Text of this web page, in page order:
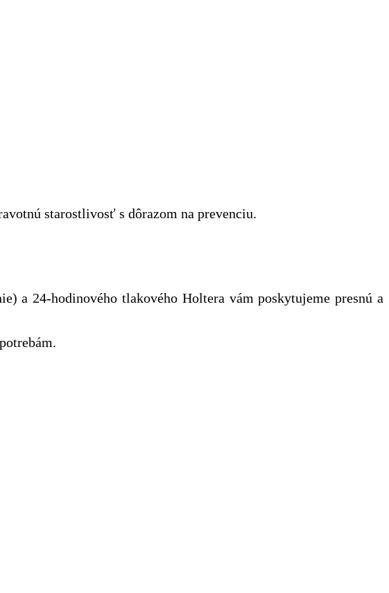
starostlivosť s dôrazom na prevenciu.
a 24-hodinového tlakového Holtera vám poskytujeme presnú a